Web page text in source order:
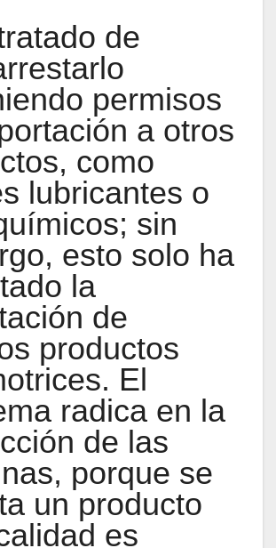
de
permisos
a otros
como
lubricantes o
sin
esto solo ha
la
de
productos
El
radica en la
de las
porque se
un producto
es